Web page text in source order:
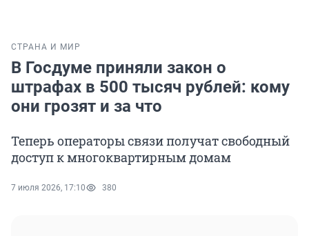
СТРАНА И МИР
В Госдуме приняли закон о
штрафах в 500 тысяч рублей: кому
они грозят и за что
Теперь операторы связи получат свободный
доступ к многоквартирным домам
7 июля 2026, 17:10 380